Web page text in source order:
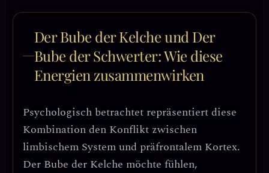
Der Bube der Kelche und Der
Bube der Schwerter: Wie diese
Energien zusammenwirken
Psychologisch betrachtet repräsentiert diese
Kombination den Konflikt zwischen
limbischem System und präfrontalem Kortex.
Der Bube der Kelche möchte fühlen,